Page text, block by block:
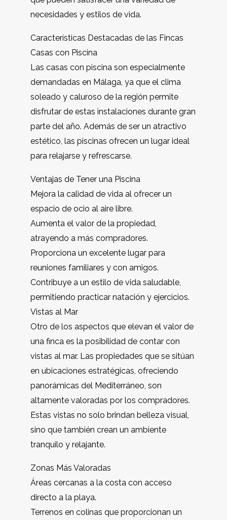
necesidades y estilos de vida.
Características Destacadas de las Fincas
Casas con Piscina
Las casas con piscina son especialmente
demandadas en Málaga, ya que el clima
soleado y caluroso de la región permite
disfrutar de estas instalaciones durante gran
parte del año. Además de ser un atractivo
estético, las piscinas ofrecen un lugar ideal
para relajarse y refrescarse.
Ventajas de Tener una Piscina
Mejora la calidad de vida al ofrecer un
espacio de ocio al aire libre.
Aumenta el valor de la propiedad,
atrayendo a más compradores.
Proporciona un excelente lugar para
reuniones familiares y con amigos.
Contribuye a un estilo de vida saludable,
permitiendo practicar natación y ejercicios.
Vistas al Mar
Otro de los aspectos que elevan el valor de
una finca es la posibilidad de contar con
vistas al mar. Las propiedades que se sitúan
en ubicaciones estratégicas, ofreciendo
panorámicas del Mediterráneo, son
altamente valoradas por los compradores.
Estas vistas no solo brindan belleza visual,
sino que también crean un ambiente
tranquilo y relajante.
Zonas Más Valoradas
Áreas cercanas a la costa con acceso
directo a la playa.
Terrenos en colinas que proporcionan un